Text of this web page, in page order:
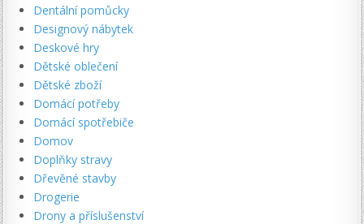
Dentální pomůcky
Designový nábytek
Deskové hry
Dětské oblečení
Dětské zboží
Domácí potřeby
Domácí spotřebiče
Domov
Doplňky stravy
Dřevěné stavby
Drogerie
Drony a příslušenství